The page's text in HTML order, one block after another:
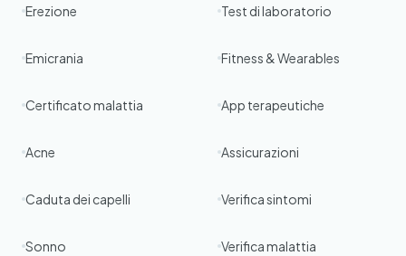
Erezione
Emicrania
Certificato malattia
Acne
Caduta dei capelli
Sonno
Test di laboratorio
Fitness & Wearables
App terapeutiche
Assicurazioni
Verifica sintomi
Verifica malattia